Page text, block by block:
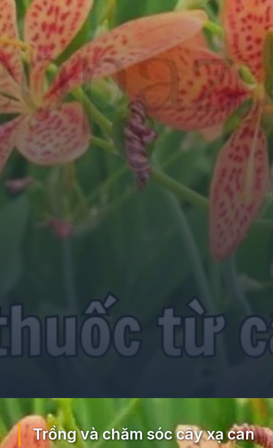
Đang mở https://ocopaz.vn/xa-can-404
Trồng và chăm sóc cây xạ can